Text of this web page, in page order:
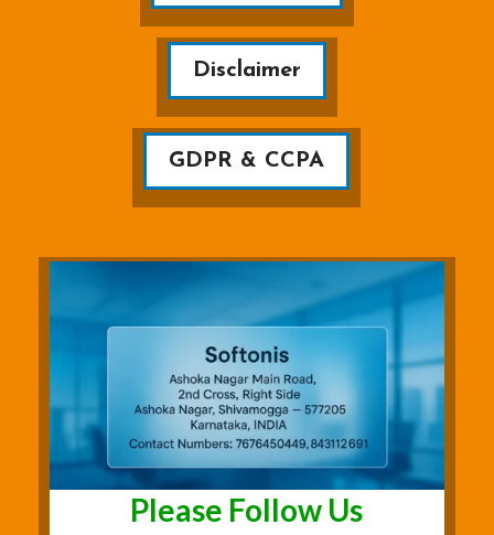
Disclaimer
GDPR & CCPA
Please Follow Us